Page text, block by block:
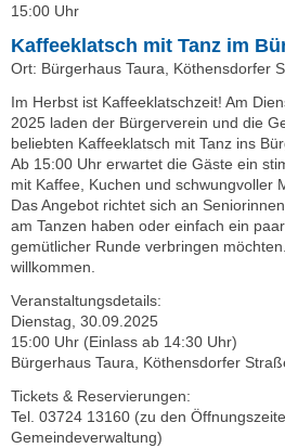
15:00 Uhr
Kaffeeklatsch mit Tanz im
Ort: Bürgerhaus Taura, Köthensdorfer
Im Herbst ist Kaffeeklatschzeit! Am
2025 laden der Bürgerverein und die
beliebten Kaffeeklatsch mit Tanz ins
Ab 15:00 Uhr erwartet die Gäste ein
mit Kaffee, Kuchen und schwungvoller
Das Angebot richtet sich an
am Tanzen haben oder einfach ein
gemütlicher Runde verbringen
willkommen.
Veranstaltungsdetails:
Dienstag, 30.09.2025
15:00 Uhr (Einlass ab 14:30 Uhr)
Bürgerhaus Taura, Köthensdorfer
Tickets & Reservierungen:
Tel. 03724 13160 (zu den
Gemeindeverwaltung)